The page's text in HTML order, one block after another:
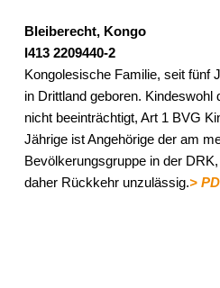
Bleiberecht, Kongo
I413 2209440-2
Kongolesische Familie, seit fünf
in Drittland geboren.
nicht beeinträchtigt, Art 1 BVG
Jährige ist Angehörige der am
Bevölkerungsgruppe in der
daher Rückkehr unzulässig.>